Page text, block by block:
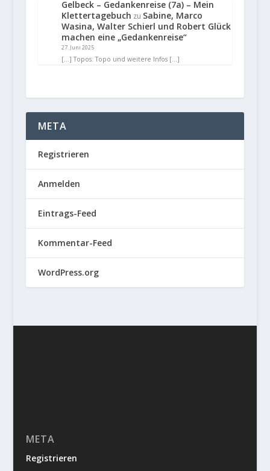
Gelbeck – Gedankenreise (7a) – Mein
Klettertagebuch zu Sabine, Marco
Wasina, Walter Schierl und Robert Glück
machen eine „Gedankenreise“
27. Juni 2025
[…] Topos: Topo und weitere Infos […]
META
Registrieren
Anmelden
Eintrags-Feed
Kommentar-Feed
WordPress.org
META
Registrieren